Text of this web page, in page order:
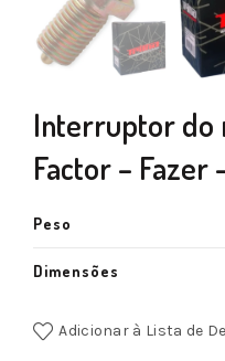
Interruptor do
Factor – Fazer
Peso
Dimensões
Adicionar à Lista de